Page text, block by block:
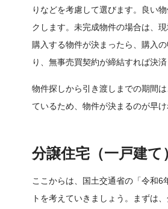
りなどを考慮して選びます。良い
クします。未完成物件の場合は、
購入する物件が決まったら、購入
り、無事売買契約が締結すれば決
物件探しから引き渡しまでの期間
ているため、物件が決まるのが早
分譲住宅（一戸建
ここからは、国土交通省の「令和
トを考えていきましょう。まずは